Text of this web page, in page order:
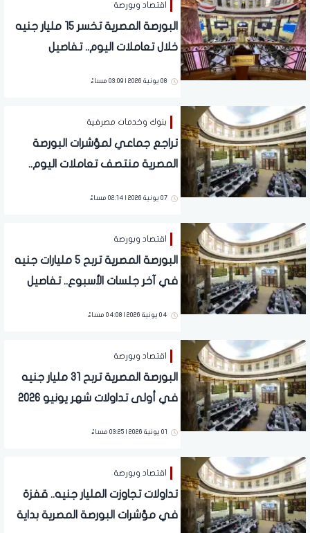
اقتصاد وبورصة
البورصة المصرية تخسر 15 مليار جنيه
خلال تعاملات اليوم.. تفاصيل
08 يونية 2026 | 03:09 مساءً
بنوك وخدمات مصرفية
تراجع جماعي لمؤشرات البورصة
المصرية منتصف تعاملات اليوم..
07 يونية 2026 | 02:14 مساءً
اقتصاد وبورصة
البورصة المصرية تربح 5 مليارات جنيه
في آخر جلسات الأسبوع.. تفاصيل
04 يونية 2026 | 04:08 مساءً
اقتصاد وبورصة
البورصة المصرية تربح 31 مليار جنيه
في أولى تداولات شهر يونيو 2026
01 يونية 2026 | 03:25 مساءً
اقتصاد وبورصة
تداولات تجاوزت المليار جنيه.. قفزة
في مؤشرات البورصة المصرية بداية